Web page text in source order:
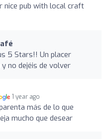
nice pub with local craft
5 Stars!! Un placer
no dejéis de volver
1 year ago
más de lo que
mucho que desear